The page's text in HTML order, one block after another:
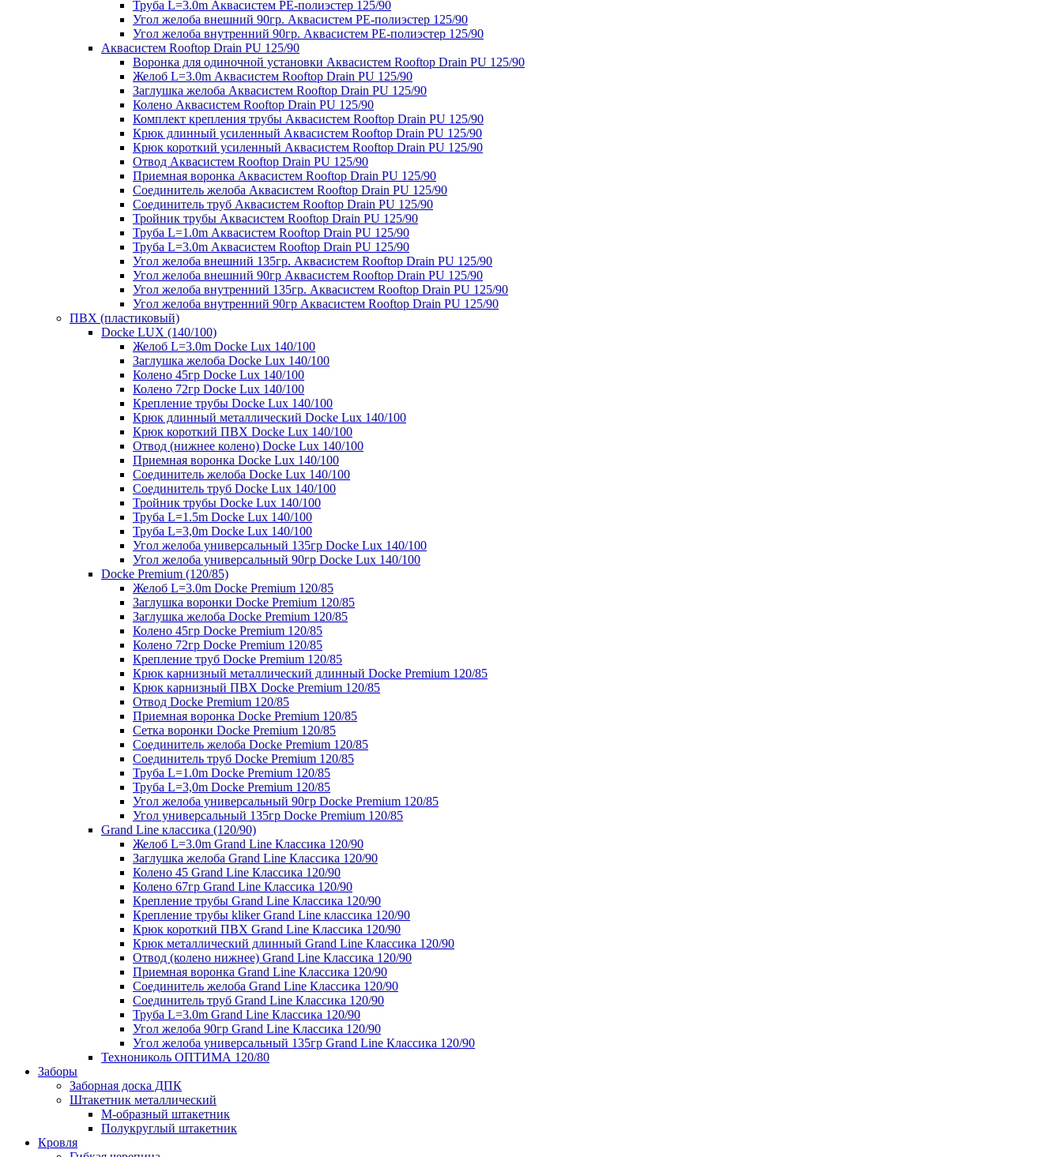
Труба L=3.0m Аквасистем PE-полиэстер 125/90
Угол желоба внешний 90гр. Аквасистем PE-полиэстер 125/90
Угол желоба внутренний 90гр. Аквасистем PE-полиэстер 125/90
Аквасистем Rooftop Drain PU 125/90
Воронка для одиночной установки Аквасистем Rooftop Drain PU 125/90
Желоб L=3.0m Аквасистем Rooftop Drain PU 125/90
Заглушка желоба Аквасистем Rooftop Drain PU 125/90
Колено Аквасистем Rooftop Drain PU 125/90
Комплект крепления трубы Аквасистем Rooftop Drain PU 125/90
Крюк длинный усиленный Аквасистем Rooftop Drain PU 125/90
Крюк короткий усиленный Аквасистем Rooftop Drain PU 125/90
Отвод Аквасистем Rooftop Drain PU 125/90
Приемная воронка Аквасистем Rooftop Drain PU 125/90
Соединитель желоба Аквасистем Rooftop Drain PU 125/90
Соединитель труб Аквасистем Rooftop Drain PU 125/90
Тройник трубы Аквасистем Rooftop Drain PU 125/90
Труба L=1.0m Аквасистем Rooftop Drain PU 125/90
Труба L=3.0m Аквасистем Rooftop Drain PU 125/90
Угол желоба внешний 135гр. Аквасистем Rooftop Drain PU 125/90
Угол желоба внешний 90гр Аквасистем Rooftop Drain PU 125/90
Угол желоба внутренний 135гр. Аквасистем Rooftop Drain PU 125/90
Угол желоба внутренний 90гр Аквасистем Rooftop Drain PU 125/90
ПВХ (пластиковый)
Docke LUX (140/100)
Желоб L=3.0m Docke Lux 140/100
Заглушка желоба Docke Lux 140/100
Колено 45гр Docke Lux 140/100
Колено 72гр Docke Lux 140/100
Крепление трубы Docke Lux 140/100
Крюк длинный металлический Docke Lux 140/100
Крюк короткий ПВХ Docke Lux 140/100
Отвод (нижнее колено) Docke Lux 140/100
Приемная воронка Docke Lux 140/100
Соединитель желоба Docke Lux 140/100
Соединитель труб Docke Lux 140/100
Тройник трубы Docke Lux 140/100
Труба L=1.5m Docke Lux 140/100
Труба L=3,0m Docke Lux 140/100
Угол желоба универсальный 135гр Docke Lux 140/100
Угол желоба универсальный 90гр Docke Lux 140/100
Docke Premium (120/85)
Желоб L=3.0m Docke Premium 120/85
Заглушка воронки Docke Premium 120/85
Заглушка желоба Docke Premium 120/85
Колено 45гр Docke Premium 120/85
Колено 72гр Docke Premium 120/85
Крепление труб Docke Premium 120/85
Крюк карнизный металлический длинный Docke Premium 120/85
Крюк карнизный ПВХ Docke Premium 120/85
Отвод Docke Premium 120/85
Приемная воронка Docke Premium 120/85
Сетка воронки Docke Premium 120/85
Соединитель желоба Docke Premium 120/85
Соединитель труб Docke Premium 120/85
Труба L=1.0m Docke Premium 120/85
Труба L=3,0m Docke Premium 120/85
Угол желоба универсальный 90гр Docke Premium 120/85
Угол универсальный 135гр Docke Premium 120/85
Grand Line классика (120/90)
Желоб L=3.0m Grand Line Классика 120/90
Заглушка желоба Grand Line Классика 120/90
Колено 45 Grand Line Классика 120/90
Колено 67гр Grand Line Классика 120/90
Крепление трубы Grand Line Классика 120/90
Крепление трубы kliker Grand Line классика 120/90
Крюк короткий ПВХ Grand Line Классика 120/90
Крюк металлический длинный Grand Line Классика 120/90
Отвод (колено нижнее) Grand Line Классика 120/90
Приемная воронка Grand Line Классика 120/90
Соединитель желоба Grand Line Классика 120/90
Соединитель труб Grand Line Классика 120/90
Труба L=3.0m Grand Line Классика 120/90
Угол желоба 90гр Grand Line Классика 120/90
Угол желоба универсальный 135гр Grand Line Классика 120/90
Технониколь ОПТИМА 120/80
Заборы
Заборная доска ДПК
Штакетник металлический
М-образный штакетник
Полукруглый штакетник
Кровля